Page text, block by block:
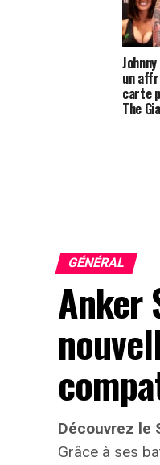
un
carte
The
GÉNÉRAL
Anker
Découvrez le
Grâce à ses